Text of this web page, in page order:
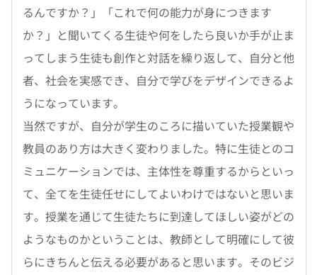
るんですか？」「これで何の能力が身につきます
か？」と聞いてくる生徒や何をしたら良いか手が止ま
ってしまう生徒も創作と対話を繰り返して、自分と他
者、社会を実感でき、自分で学びをデザインできるよ
うになっています。
当然ですが、自分が学生のころに描いていた授業観や
教員のあり方は大きく変わりました。特に生徒とのコ
ミュニケーションでは、主体性を尊重するからといっ
て、全てを生徒任せにしてよいわけではないと思いま
す。授業を通じて生徒たちに到達してほしい姿がどの
ようなものかということは、教師として明確にして彼
らにきちんと伝える必要があると思います。そのビジ